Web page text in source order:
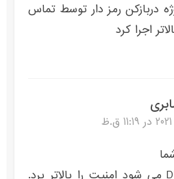
دربازکن رمز دار توسط تماس
اجرا کرد
بله قبول دارم، با DTMF می شود امنیت را بالاتر برد.